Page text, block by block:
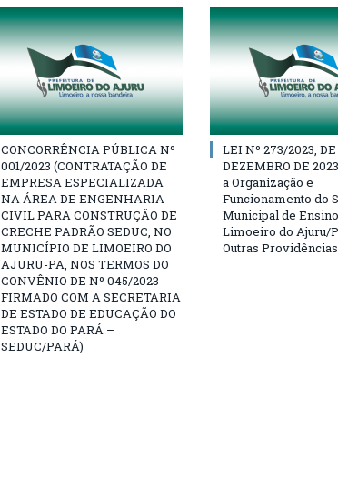
CONCORRÊNCIA PÚBLICA Nº
001/2023 (CONTRATAÇÃO DE
EMPRESA ESPECIALIZADA
NA ÁREA DE ENGENHARIA
CIVIL PARA CONSTRUÇÃO DE
CRECHE PADRÃO SEDUC, NO
MUNICÍPIO DE LIMOEIRO DO
AJURU-PA, NOS TERMOS DO
CONVÊNIO DE Nº 045/2023
FIRMADO COM A SECRETARIA
DE ESTADO DE EDUCAÇÃO DO
ESTADO DO PARÁ –
SEDUC/PARÁ)
LEI Nº 273/2023, DE
DEZEMBRO DE
a Organização e
Funcionamento do
Municipal de
Limoeiro do Ajuru/
Outras